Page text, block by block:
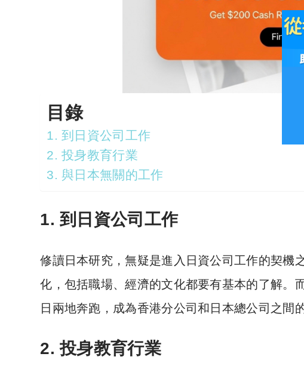
目錄
1. 到日資公司工作
2. 投身教育行業
3. 與日本無關的工作
1. 到日資公司工作
修讀日本研究，無疑是進入日資公司工作的契機
化，包括職場、經濟的文化都要有基本的了解。
日兩地奔跑，成為香港分公司和日本總公司之間
2. 投身教育行業